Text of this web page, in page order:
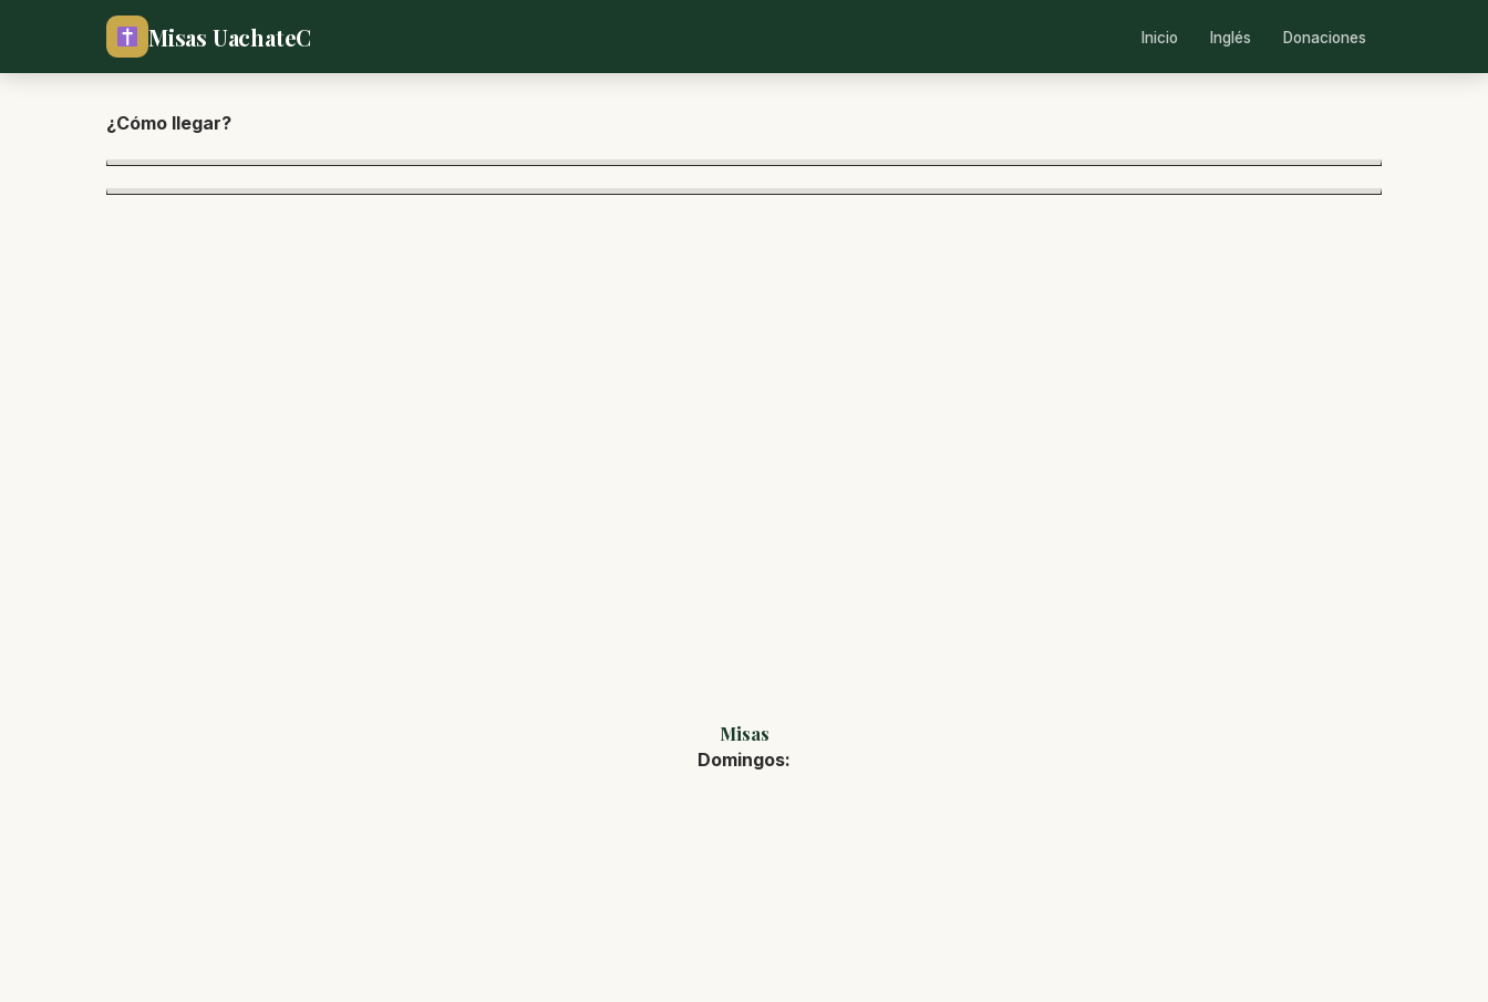
Misas UachateC Inicio Inglés Donaciones
¿Cómo llegar?
Misas
Domingos: